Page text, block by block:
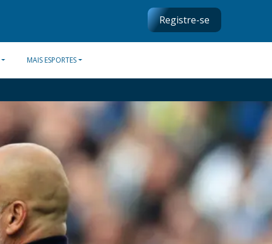
Registre-se
MAIS ESPORTES